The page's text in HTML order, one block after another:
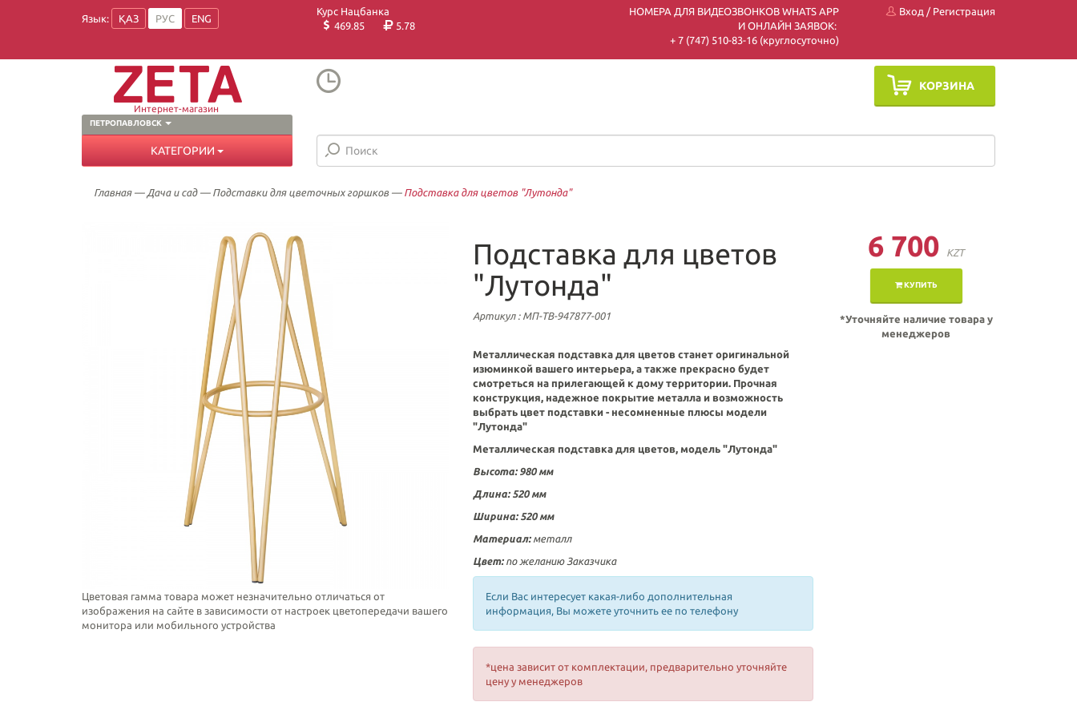
Язык: ҚАЗ РУС ENG
Курс Нацбанка
469.85
5.78
НОМЕРА ДЛЯ ВИДЕОЗВОНКОВ WHATS APP
И ОНЛАЙН ЗАЯВОК:
+ 7 (747) 510-83-16 (круглосуточно)
Вход / Регистрация
ПЕТРОПАВЛОВСК
Интернет-магазин
КОРЗИНА
КАТЕГОРИИ
Главная— Дача и сад— Подставки для цветочных горшков — Подставка для цветов "Лутонда"
Цветовая гамма товара может незначительно отличаться от
изображения на сайте в зависимости от настроек цветопередачи вашего
монитора или мобильного устройства
6 700 KZT
КУПИТЬ
*Уточняйте наличие товара у
менеджеров
Подставка для цветов
"Лутонда"
Артикул: МП-ТВ-947877-001
Металлическая подставка для цветов станет оригинальной
изюминкой вашего интерьера, а также прекрасно будет
смотреться на прилегающей к дому территории. Прочная
конструкция, надежное покрытие металла и возможность
выбрать цвет подставки - несомненные плюсы модели
"Лутонда"
Металлическая подставка для цветов, модель "Лутонда"
Высота: 980 мм
Длина: 520 мм
Ширина: 520 мм
Материал:металл
Цвет:по желанию Заказчика
Если Вас интересует какая-либо дополнительная
информация, Вы можете уточнить ее по телефону
*цена зависит от комплектации, предварительно уточняйте
цену у менеджеров